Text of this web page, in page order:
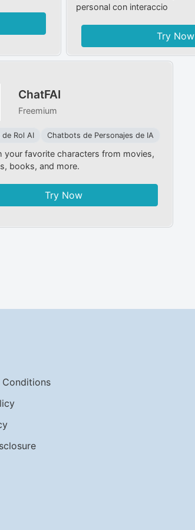
personal con interaccio
Try Now
ChatFAI
Freemium
Rol AI Chatbots de Personajes de IA
your favorite characters from movies,
books, and more.
Try Now
Conditions